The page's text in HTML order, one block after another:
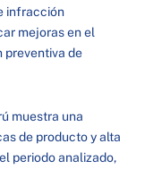
infracción
mejoras en el
preventiva de
muestra una
de producto y alta
periodo analizado,